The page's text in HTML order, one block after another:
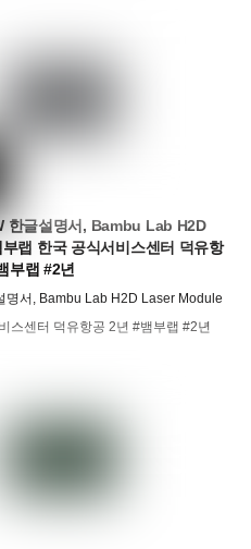
한글설명서, Bambu Lab H2D
랩 한국 공식서비스센터 덕유항
부랩 #2년
명서, Bambu Lab H2D Laser Module
스센터 덕유항공 2년 #뱀부랩 #2년